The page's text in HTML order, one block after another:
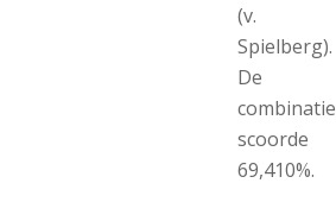
(v.
Spielberg).
De
combinatie
scoorde
69,410%.